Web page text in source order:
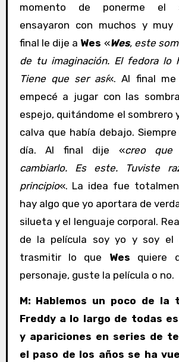
momento de ponerme el
ensayaron con muchos y muy
final le dije a Wes «Wes, este
de tu imaginación. El fedora lo
Tiene que ser así«. Al final
empecé a jugar con las
espejo, quitándome el sombrero
calva que había debajo.
día. Al final dije «creo que
cambiarlo. Es este. Tuviste
principio«. La idea fue
hay algo que yo aportara de
silueta y el lenguaje corporal.
de la película soy yo y soy el
trasmitir lo que Wes quiere
personaje, guste la película o no.
M: Hablemos un poco de la
Freddy a lo largo de todas
y apariciones en series de
el paso de los años se ha